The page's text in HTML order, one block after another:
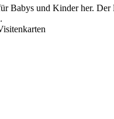
Babys und Kinder her.